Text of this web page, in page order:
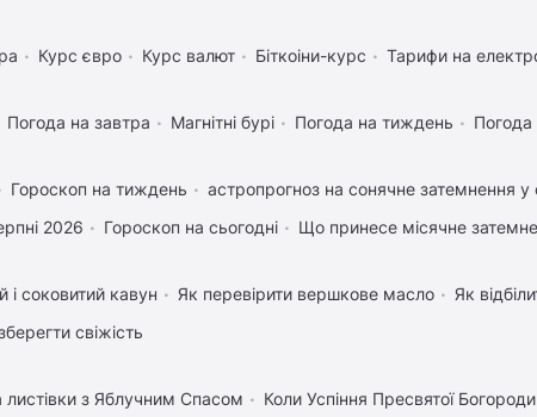
Курс євро Курс валют Біткоіни-курс Тарифи на
Погода на завтра Магнітні бурі Погода на тиждень Погода
Гороскоп на тиждень
астропрогноз на сонячне затемнення у
2026
Гороскоп на сьогодні Що принесе місячне
і соковитий кавун Як перевірити вершкове масло Як
свіжість
листівки з Яблучним Спасом Коли Успіння Пресвятої